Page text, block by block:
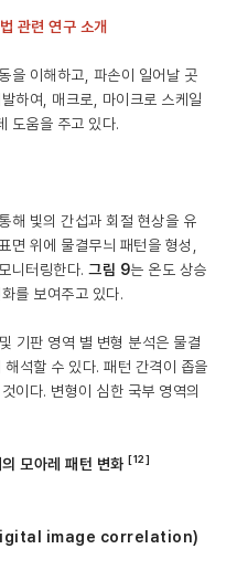
관련 연구 소개
을 이해하고, 파손이 일어날 곳
하여, 매크로, 마이크로 스케일
도움을 주고 있다.
해 빛의 간섭과 회절 현상을 유
면 위에 물결무늬 패턴을 형성,
니터링한다. 그림 9는 온도 상승
를 보여주고 있다.
기판 영역 별 변형 분석은 물결
석할 수 있다. 패턴 간격이 좁을
이다. 변형이 심한 국부 영역의
모아레 패턴 변화[12]
Digital image correlation)